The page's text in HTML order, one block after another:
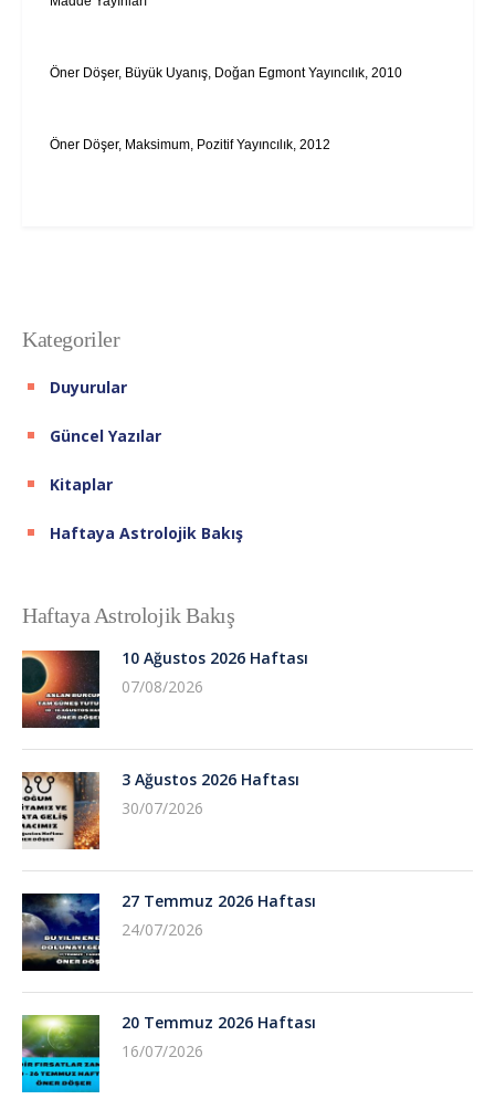
Öner Döşer, Büyük Uyanış, Doğan Egmont Yayıncılık, 2010
Öner Döşer, Maksimum, Pozitif Yayıncılık, 2012
Kategoriler
Duyurular
Güncel Yazılar
Kitaplar
Haftaya Astrolojik Bakış
Haftaya Astrolojik Bakış
10 Ağustos 2026 Haftası
07/08/2026
3 Ağustos 2026 Haftası
30/07/2026
27 Temmuz 2026 Haftası
24/07/2026
20 Temmuz 2026 Haftası
16/07/2026